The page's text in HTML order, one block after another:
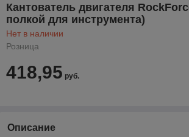
Кантователь двигателя
полкой для инструмента)
Нет в наличии
Розница
418,95 руб.
Описание